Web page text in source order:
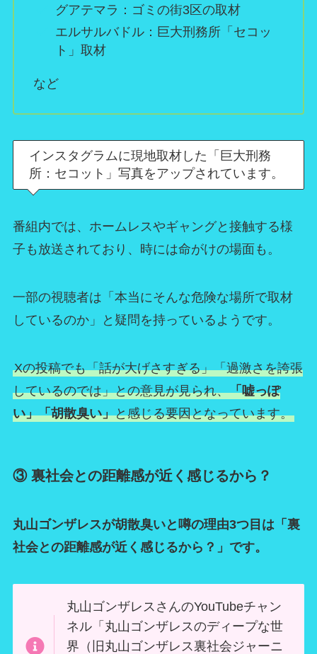
グアテマラ：ゴミの街3区の取材
エルサルバドル：巨大刑務所「セコッ
ト」取材
など
インスタグラムに現地取材した「巨大刑務
所：セコット」写真をアップされています。
番組内では、ホームレスやギャングと接触する様
子も放送されており、時には命がけの場面も。
一部の視聴者は「本当にそんな危険な場所で取材
しているのか」と疑問を持っているようです。
Xの投稿でも「話が大げさすぎる」「過激さを誇張
しているのでは」との意見が見られ、「嘘っぽ
い」「胡散臭い」と感じる要因となっています。
③ 裏社会との距離感が近く感じるから？
丸山ゴンザレスが胡散臭いと噂の理由3つ目は「裏
社会との距離感が近く感じるから？」です。
丸山ゴンザレスさんのYouTubeチャン
ネル「丸山ゴンザレスのディープな世
界（旧丸山ゴンザレス裏社会ジャーニ